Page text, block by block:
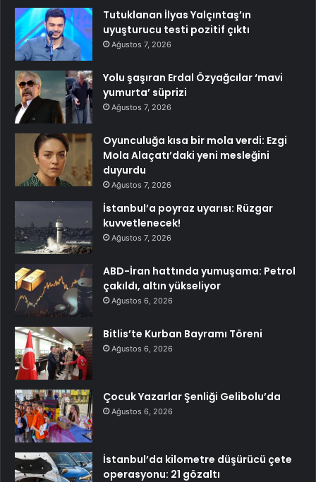
Tutuklanan İlyas Yalçıntaş’ın
uyuşturucu testi pozitif çıktı
Ağustos 7, 2026
Yolu şaşıran Erdal Özyağcılar ‘mavi
yumurta’ süprizi
Ağustos 7, 2026
Oyunculuğa kısa bir mola verdi: Ezgi
Mola Alaçatı’daki yeni mesleğini
duyurdu
Ağustos 7, 2026
İstanbul’a poyraz uyarısı: Rüzgar
kuvvetlenecek!
Ağustos 7, 2026
ABD-İran hattında yumuşama: Petrol
çakıldı, altın yükseliyor
Ağustos 6, 2026
Bitlis’te Kurban Bayramı Töreni
Ağustos 6, 2026
Çocuk Yazarlar Şenliği Gelibolu’da
Ağustos 6, 2026
İstanbul’da kilometre düşürücü çete
operasyonu: 21 gözaltı